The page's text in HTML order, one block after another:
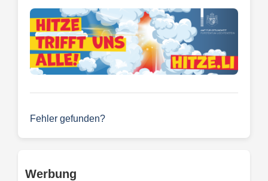
Fehler gefunden?
Werbung